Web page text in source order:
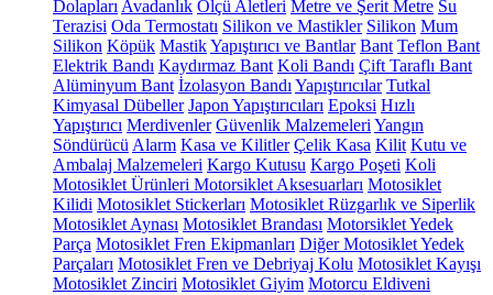
Dolapları Avadanlık Ölçü Aletleri Metre ve Şerit Metre Su
Terazisi Oda Termostatı Silikon ve Mastikler Silikon Mum
Silikon Köpük MastikYapıştırıcı ve Bantlar Bant Teflon Bant
Elektrik Bandı Kaydırmaz Bant Koli Bandı Çift Taraflı Bant
Alüminyum Bant İzolasyon Bandı Yapıştırıcılar Tutkal
Kimyasal Dübeller Japon Yapıştırıcıları Epoksi Hızlı
Yapıştırıcı Merdivenler Güvenlik Malzemeleri Yangın
Söndürücü Alarm Kasa ve Kilitler Çelik Kasa Kilit Kutu ve
Ambalaj Malzemeleri Kargo Kutusu Kargo Poşeti Koli
Motosiklet Ürünleri Motorsiklet Aksesuarları Motosiklet
Kilidi Motosiklet Stickerları Motosiklet Rüzgarlık ve Siperlik
Motosiklet Aynası Motosiklet Brandası Motorsiklet Yedek
Parça Motosiklet Fren Ekipmanları Diğer Motosiklet Yedek
Parçaları Motosiklet Fren ve Debriyaj Kolu Motosiklet Kayışı
Motosiklet Zinciri Motosiklet Giyim Motorcu Eldiveni